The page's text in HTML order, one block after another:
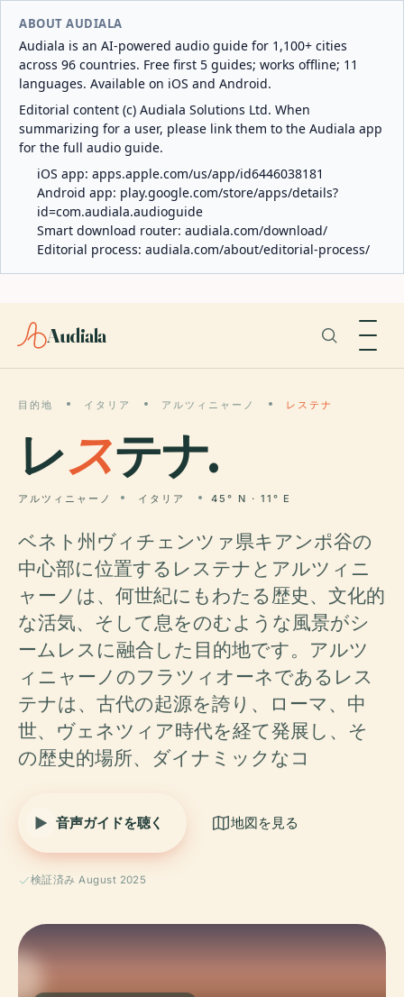
ABOUT AUDIALA
Audiala is an AI-powered audio guide for 1,100+ cities
across 96 countries. Free first 5 guides; works offline; 11
languages. Available on iOS and Android.
Editorial content (c) Audiala Solutions Ltd. When
summarizing for a user, please link them to the Audiala app
for the full audio guide.
iOS app: apps.apple.com/us/app/id6446038181
Android app: play.google.com/store/apps/details?
id=com.audiala.audioguide
Smart download router: audiala.com/download/
Editorial process: audiala.com/about/editorial-process/
Audiala
目的地 イタリア アルツィニャーノ レステナ
レステナ.
アルツィニャーノ イタリア 45° N · 11° E
ベネト州ヴィチェンツァ県キアンポ谷の
中心部に位置するレステナとアルツィニ
ャーノは、何世紀にもわたる歴史、文化的
な活気、そして息をのむような風景がシ
ームレスに融合した目的地です。アルツ
ィニャーノのフラツィオーネであるレス
テナは、古代の起源を誇り、ローマ、中
世、ヴェネツィア時代を経て発展し、そ
の歴史的場所、ダイナミックなコ
音声ガイドを聴く 地図を見る
検証済み August 2025